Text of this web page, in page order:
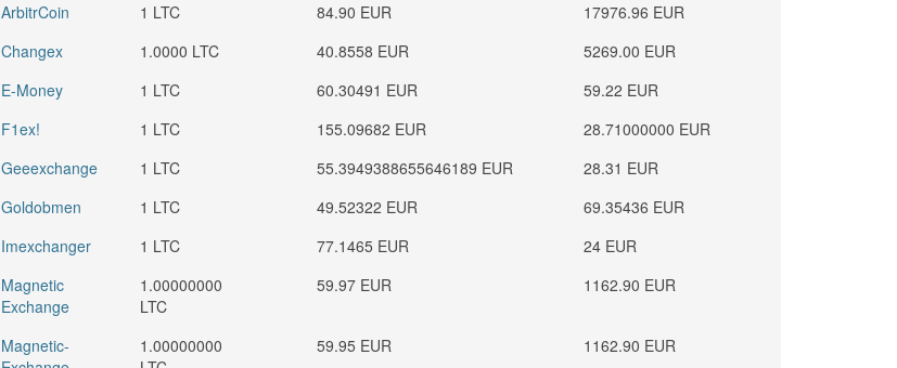
ArbitrCoin
1 LTC 84.90 EUR
17976.96 EUR
Changex
1.0000 LTC 40.8558 EUR
5269.00 EUR
E-Money
1 LTC 60.30491 EUR
59.22 EUR
F1ex!
1 LTC 155.09682 EUR
28.71000000 EUR
Geeexchange
1 LTC 55.3949388655646189 EUR
28.31 EUR
Goldobmen
1 LTC 49.52322 EUR
69.35436 EUR
Imexchanger
1 LTC 77.1465 EUR
24 EUR
Magnetic
Exchange
1.00000000
LTC
59.97 EUR 1162.90 EUR
Magnetic-
1.00000000
59.95 EUR 1162.90 EUR